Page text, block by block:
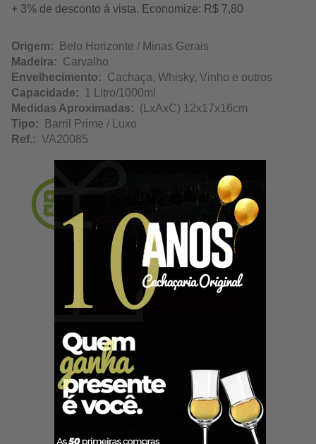
+ 3% de desconto á vista. Economize: R$ 7,80
Origem: Belo Horizonte / Minas Gerais
Madeira: Carvalho
Envelhecimento: Cachaça, Whisky, Vinho e outros
Capacidade: 1 Litro/1000ml
Medidas Aproximadas: (LxAxC) 12x17x16cm
Tipo: Barril Prime / Luxo
Ref.: VA20085
Adicionar ao Carrinho